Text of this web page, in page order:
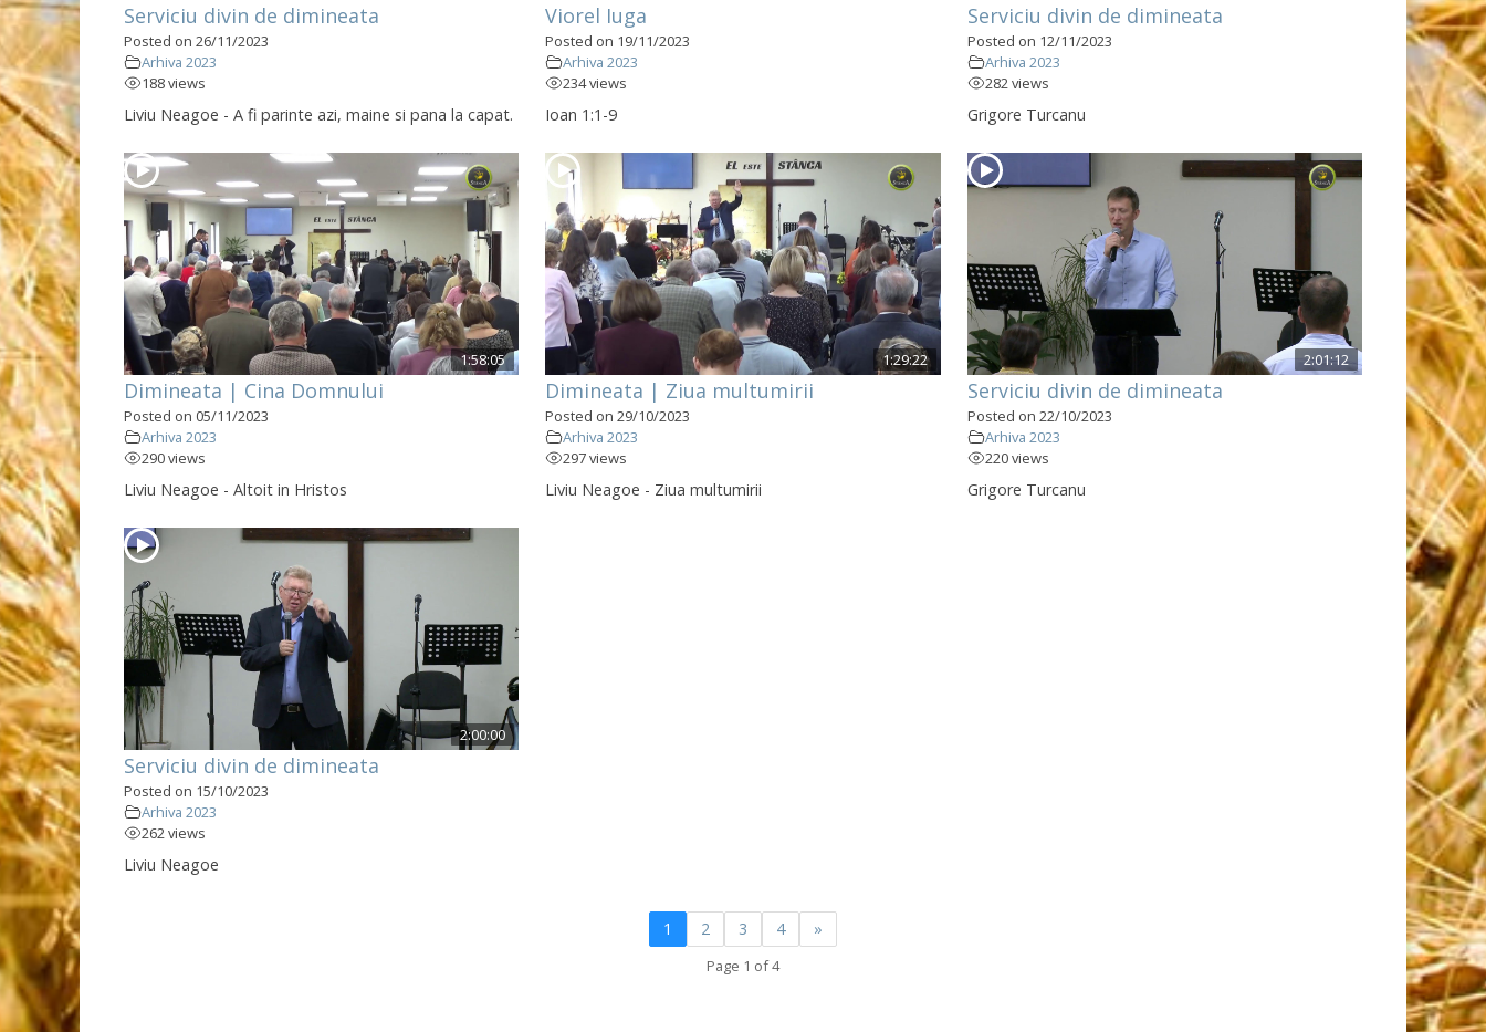
Serviciu divin de dimineata
Posted on 26/11/2023
Arhiva 2023
188 views
Liviu Neagoe - A fi parinte azi, maine si pana la capat.
Viorel Iuga
Posted on 19/11/2023
Arhiva 2023
234 views
Ioan 1:1-9
Serviciu divin de dimineata
Posted on 12/11/2023
Arhiva 2023
282 views
Grigore Turcanu
1:58:05
Dimineata | Cina Domnului
Posted on 05/11/2023
Arhiva 2023
290 views
Liviu Neagoe - Altoit in Hristos
1:29:22
Dimineata | Ziua multumirii
Posted on 29/10/2023
Arhiva 2023
297 views
Liviu Neagoe - Ziua multumirii
2:01:12
Serviciu divin de dimineata
Posted on 22/10/2023
Arhiva 2023
220 views
Grigore Turcanu
2:00:00
Serviciu divin de dimineata
Posted on 15/10/2023
Arhiva 2023
262 views
Liviu Neagoe
1 2 3 4 »
Page 1 of 4